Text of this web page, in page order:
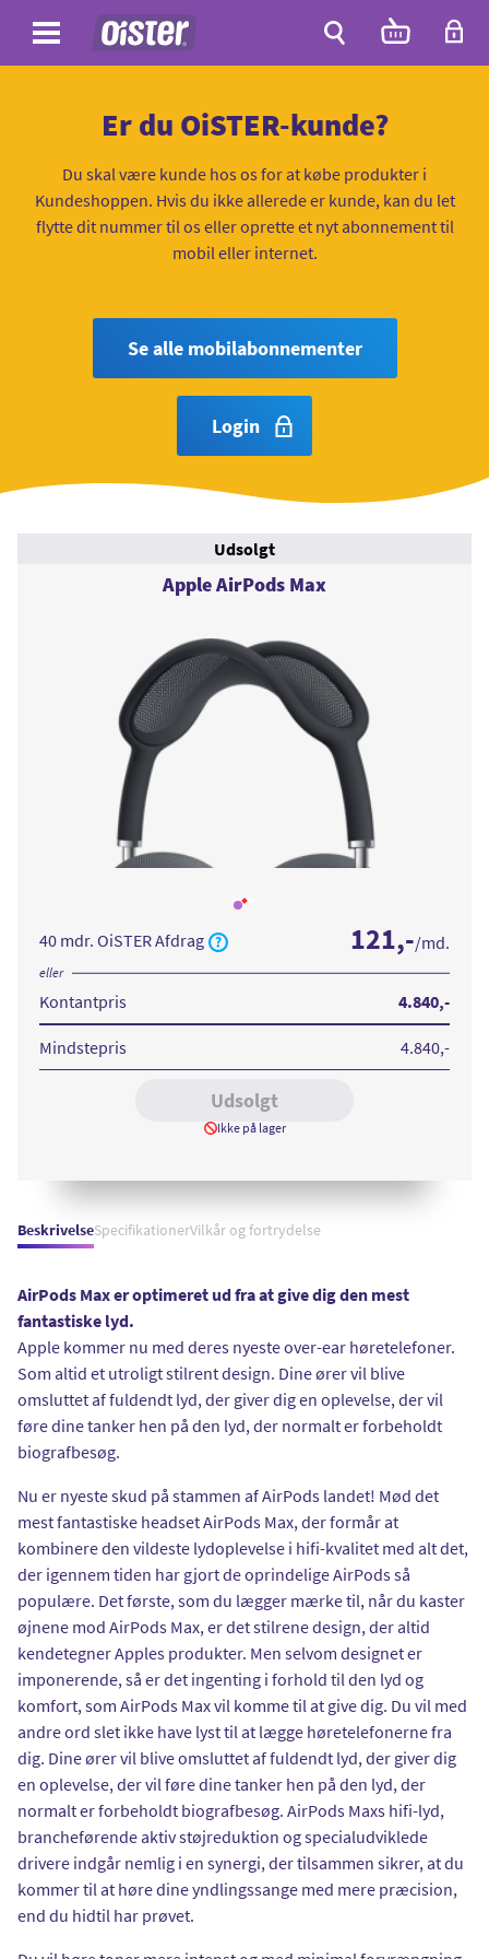
Antal
varer
i
Er du OiSTER-kunde?
Du skal være kunde hos os for at købe produkter i
Kundeshoppen. Hvis du ikke allerede er kunde, kan du let
flytte dit nummer til os eller oprette et nyt abonnement til
mobil eller internet.
Se alle mobilabonnementer
Login
Apple AirPods Max
Udsolgt
Læs
Max
121,-/md.
40 mdr. OiSTER Afdrag
eller
4.840,-
Kontantpris
Mindstepris 4.840,-
Udsolgt
Ikke på lager
BeskrivelseSpecifikationerVilkår og fortrydelse
AirPods Max er optimeret ud fra at give dig den mest
fantastiske lyd.
Apple kommer nu med deres nyeste over-ear høretelefoner.
Som altid et utroligt stilrent design. Dine ører vil blive
omsluttet af fuldendt lyd, der giver dig en oplevelse, der vil
føre dine tanker hen på den lyd, der normalt er forbeholdt
biografbesøg.
Nu er nyeste skud på stammen af AirPods landet! Mød det
mest fantastiske headset AirPods Max, der formår at
kombinere den vildeste lydoplevelse i hifi-kvalitet med alt det,
der igennem tiden har gjort de oprindelige AirPods så
populære. Det første, som du lægger mærke til, når du kaster
øjnene mod AirPods Max, er det stilrene design, der altid
kendetegner Apples produkter. Men selvom designet er
imponerende, så er det ingenting i forhold til den lyd og
komfort, som AirPods Max vil komme til at give dig. Du vil med
andre ord slet ikke have lyst til at lægge høretelefonerne fra
dig. Dine ører vil blive omsluttet af fuldendt lyd, der giver dig
en oplevelse, der vil føre dine tanker hen på den lyd, der
normalt er forbeholdt biografbesøg. AirPods Maxs hifi-lyd,
brancheførende aktiv støjreduktion og specialudviklede
drivere indgår nemlig i en synergi, der tilsammen sikrer, at du
kommer til at høre dine yndlingssange med mere præcision,
end du hidtil har prøvet.